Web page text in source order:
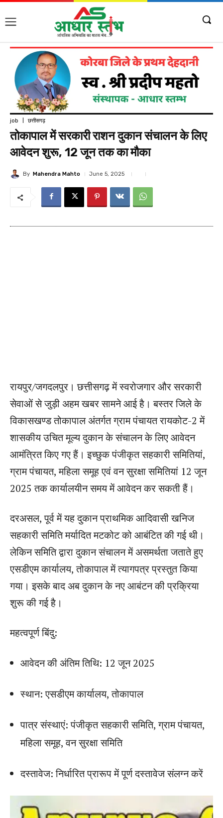
job छत्तीसगढ़
तोकापाल में सरकारी राशन दुकान संचालन के लिए
आवेदन शुरू, 12 जून तक का मौका
By Mahendra Mahto June 5, 2025
रायपुर/जगदलपुर। छत्तीसगढ़ में स्वरोजगार और सरकारी
सेवाओं से जुड़ी अहम खबर सामने आई है। बस्तर जिले के
विकासखण्ड तोकापाल अंतर्गत ग्राम पंचायत रायकोट-2 में
शासकीय उचित मूल्य दुकान के संचालन के लिए आवेदन
आमंत्रित किए गए हैं। इच्छुक पंजीकृत सहकारी समितियां,
ग्राम पंचायत, महिला समूह एवं वन सुरक्षा समितियां 12 जून
2025 तक कार्यालयीन समय में आवेदन कर सकती हैं।
दरअसल, पूर्व में यह दुकान प्राथमिक आदिवासी खनिज
सहकारी समिति मर्यादित मटकोट को आबंटित की गई थी।
लेकिन समिति द्वारा दुकान संचालन में असमर्थता जताते हुए
एसडीएम कार्यालय, तोकापाल में त्यागपत्र प्रस्तुत किया
गया। इसके बाद अब दुकान के नए आबंटन की प्रक्रिया
शुरू की गई है।
महत्वपूर्ण बिंदु:
आवेदन की अंतिम तिथि: 12 जून 2025
स्थान: एसडीएम कार्यालय, तोकापाल
पात्र संस्थाएं: पंजीकृत सहकारी समिति, ग्राम पंचायत,
महिला समूह, वन सुरक्षा समिति
दस्तावेज: निर्धारित प्रारूप में पूर्ण दस्तावेज संलग्न करें